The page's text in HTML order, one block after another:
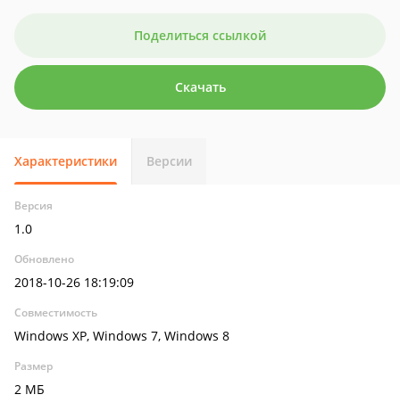
Поделиться ссылкой
Скачать
Характеристики Версии
Версия
1.0
Обновлено
2018-10-26 18:19:09
Совместимость
Windows XP, Windows 7, Windows 8
Размер
2 МБ